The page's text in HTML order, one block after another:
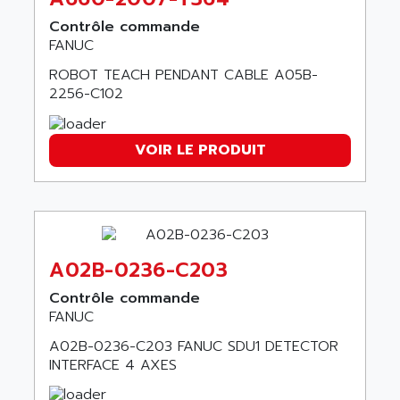
ARGOLUX AS
TSX 21
TEXT DISPLAY
SINUMERIK 840
SMTBD1
SMT
SMTB
SMT-BSI
CPX37
CE65
ROD 426
SINUMERIK 840C
ATP
9300-SERIES
AIRWELL
AISA
AIXIA SYSTEMES
AJC BATTERY
AJHUA TECHNOLOGY
AJR DIFFUSION
AK ELECTRONIQUE
AKER
AKKU
AKO
ALACATEL
ALARMCOM
Contrôle commande
FANUC
ROBOT TEACH PENDANT CABLE A05B-
2256-C102
VOIR LE PRODUIT
A02B-0236-C203
Contrôle commande
FANUC
A02B-0236-C203 FANUC SDU1 DETECTOR
INTERFACE 4 AXES